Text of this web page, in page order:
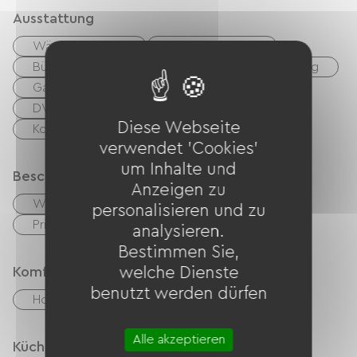
Ausstattung
Wäschetrockner
Bügelausrüstung
Fön
Babyausstattung
Gartenmöbel
Grillen
DVD-Player
Kostenloses WLAN
Beschreibung
Wohnzimmer / Aufenthaltsraum
Privates, umzäuntes Gelände
Komfort
Holzofen
Küche
Diese Webseite
verwendet 'Cookies'
um Inhalte und
Anzeigen zu
personalisieren und zu
analysieren.
Bestimmen Sie,
welche Dienste
benutzt werden dürfen
Alle akzeptieren